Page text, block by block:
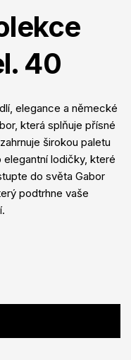
40
elegance a německé
která splňuje přísné
širokou paletu
lodičky, které
do světa Gabor
podtrhne vaše